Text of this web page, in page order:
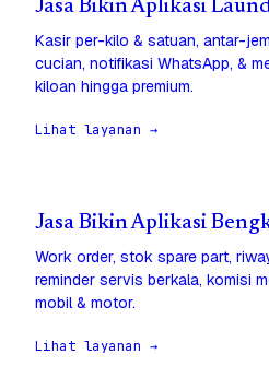
Jasa Bikin Aplikasi
Kasir per-kilo & satuan, antar-
cucian, notifikasi WhatsApp, &
kiloan hingga premium.
Lihat layanan →
Jasa Bikin Aplikasi
Work order, stok spare part,
reminder servis berkala, komisi
mobil & motor.
Lihat layanan →